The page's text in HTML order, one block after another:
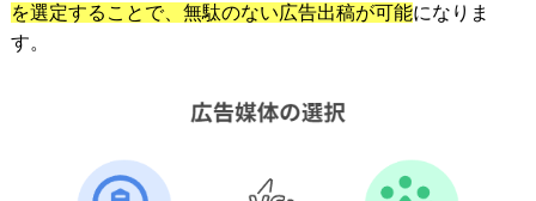
を選定することで、無駄のない広告出稿が可能になりま
す。